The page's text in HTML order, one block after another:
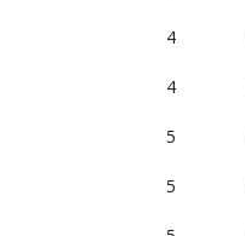
4
4
5
5